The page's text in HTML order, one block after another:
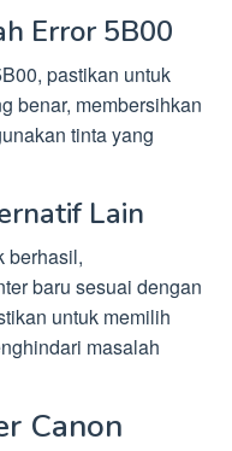
Error 5B00
pastikan untuk
benar, membersihkan
tinta yang
Lain
berhasil,
baru sesuai dengan
untuk memilih
masalah
Canon